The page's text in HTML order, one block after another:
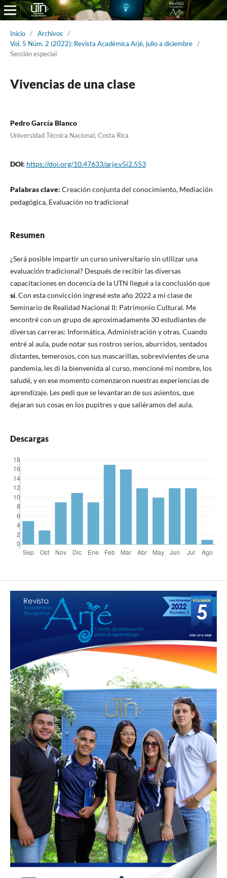
Inicio / Archivos
/
Vol. 5 Núm. 2 (2022): Revista Académica Arjé, julio a diciembre /
Sección especial
Vivencias de una clase
Pedro García Blanco
Universidad Técnica Nacional, Costa Rica
DOI: https://doi.org/10.47633/arje.v5i2.553
Palabras clave: Creación conjunta del conocimiento, Mediación
pedagógica, Evaluación no tradicional
Resumen
¿Será posible impartir un curso universitario sin utilizar una
evaluación tradicional? Después de recibir las diversas
capacitaciones en docencia de la UTN llegué a la conclusión que
sí. Con esta convicción ingresé este año 2022 a mi clase de
Seminario de Realidad Nacional II: Patrimonio Cultural. Me
encontré con un grupo de aproximadamente 30 estudiantes de
diversas carreras: Informática, Administración y otras. Cuando
entré al aula, pude notar sus rostros serios, aburridos, sentados
distantes, temerosos, con sus mascarillas, sobrevivientes de una
pandemia, les di la bienvenida al curso, mencioné mi nombre, los
saludé, y en ese momento comenzaron nuestras experiencias de
aprendizaje. Les pedí que se levantaran de sus asientos, que
dejaran sus cosas en los pupitres y que saliéramos del aula.
Descargas